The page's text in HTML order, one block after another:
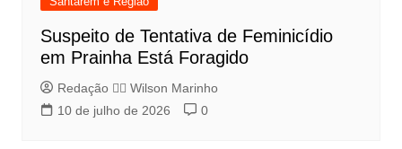
Suspeito de Tentativa de Feminicídio
em Prainha Está Foragido
Redação 👨‍⚖️​ Wilson Marinho
10 de julho de 2026
0